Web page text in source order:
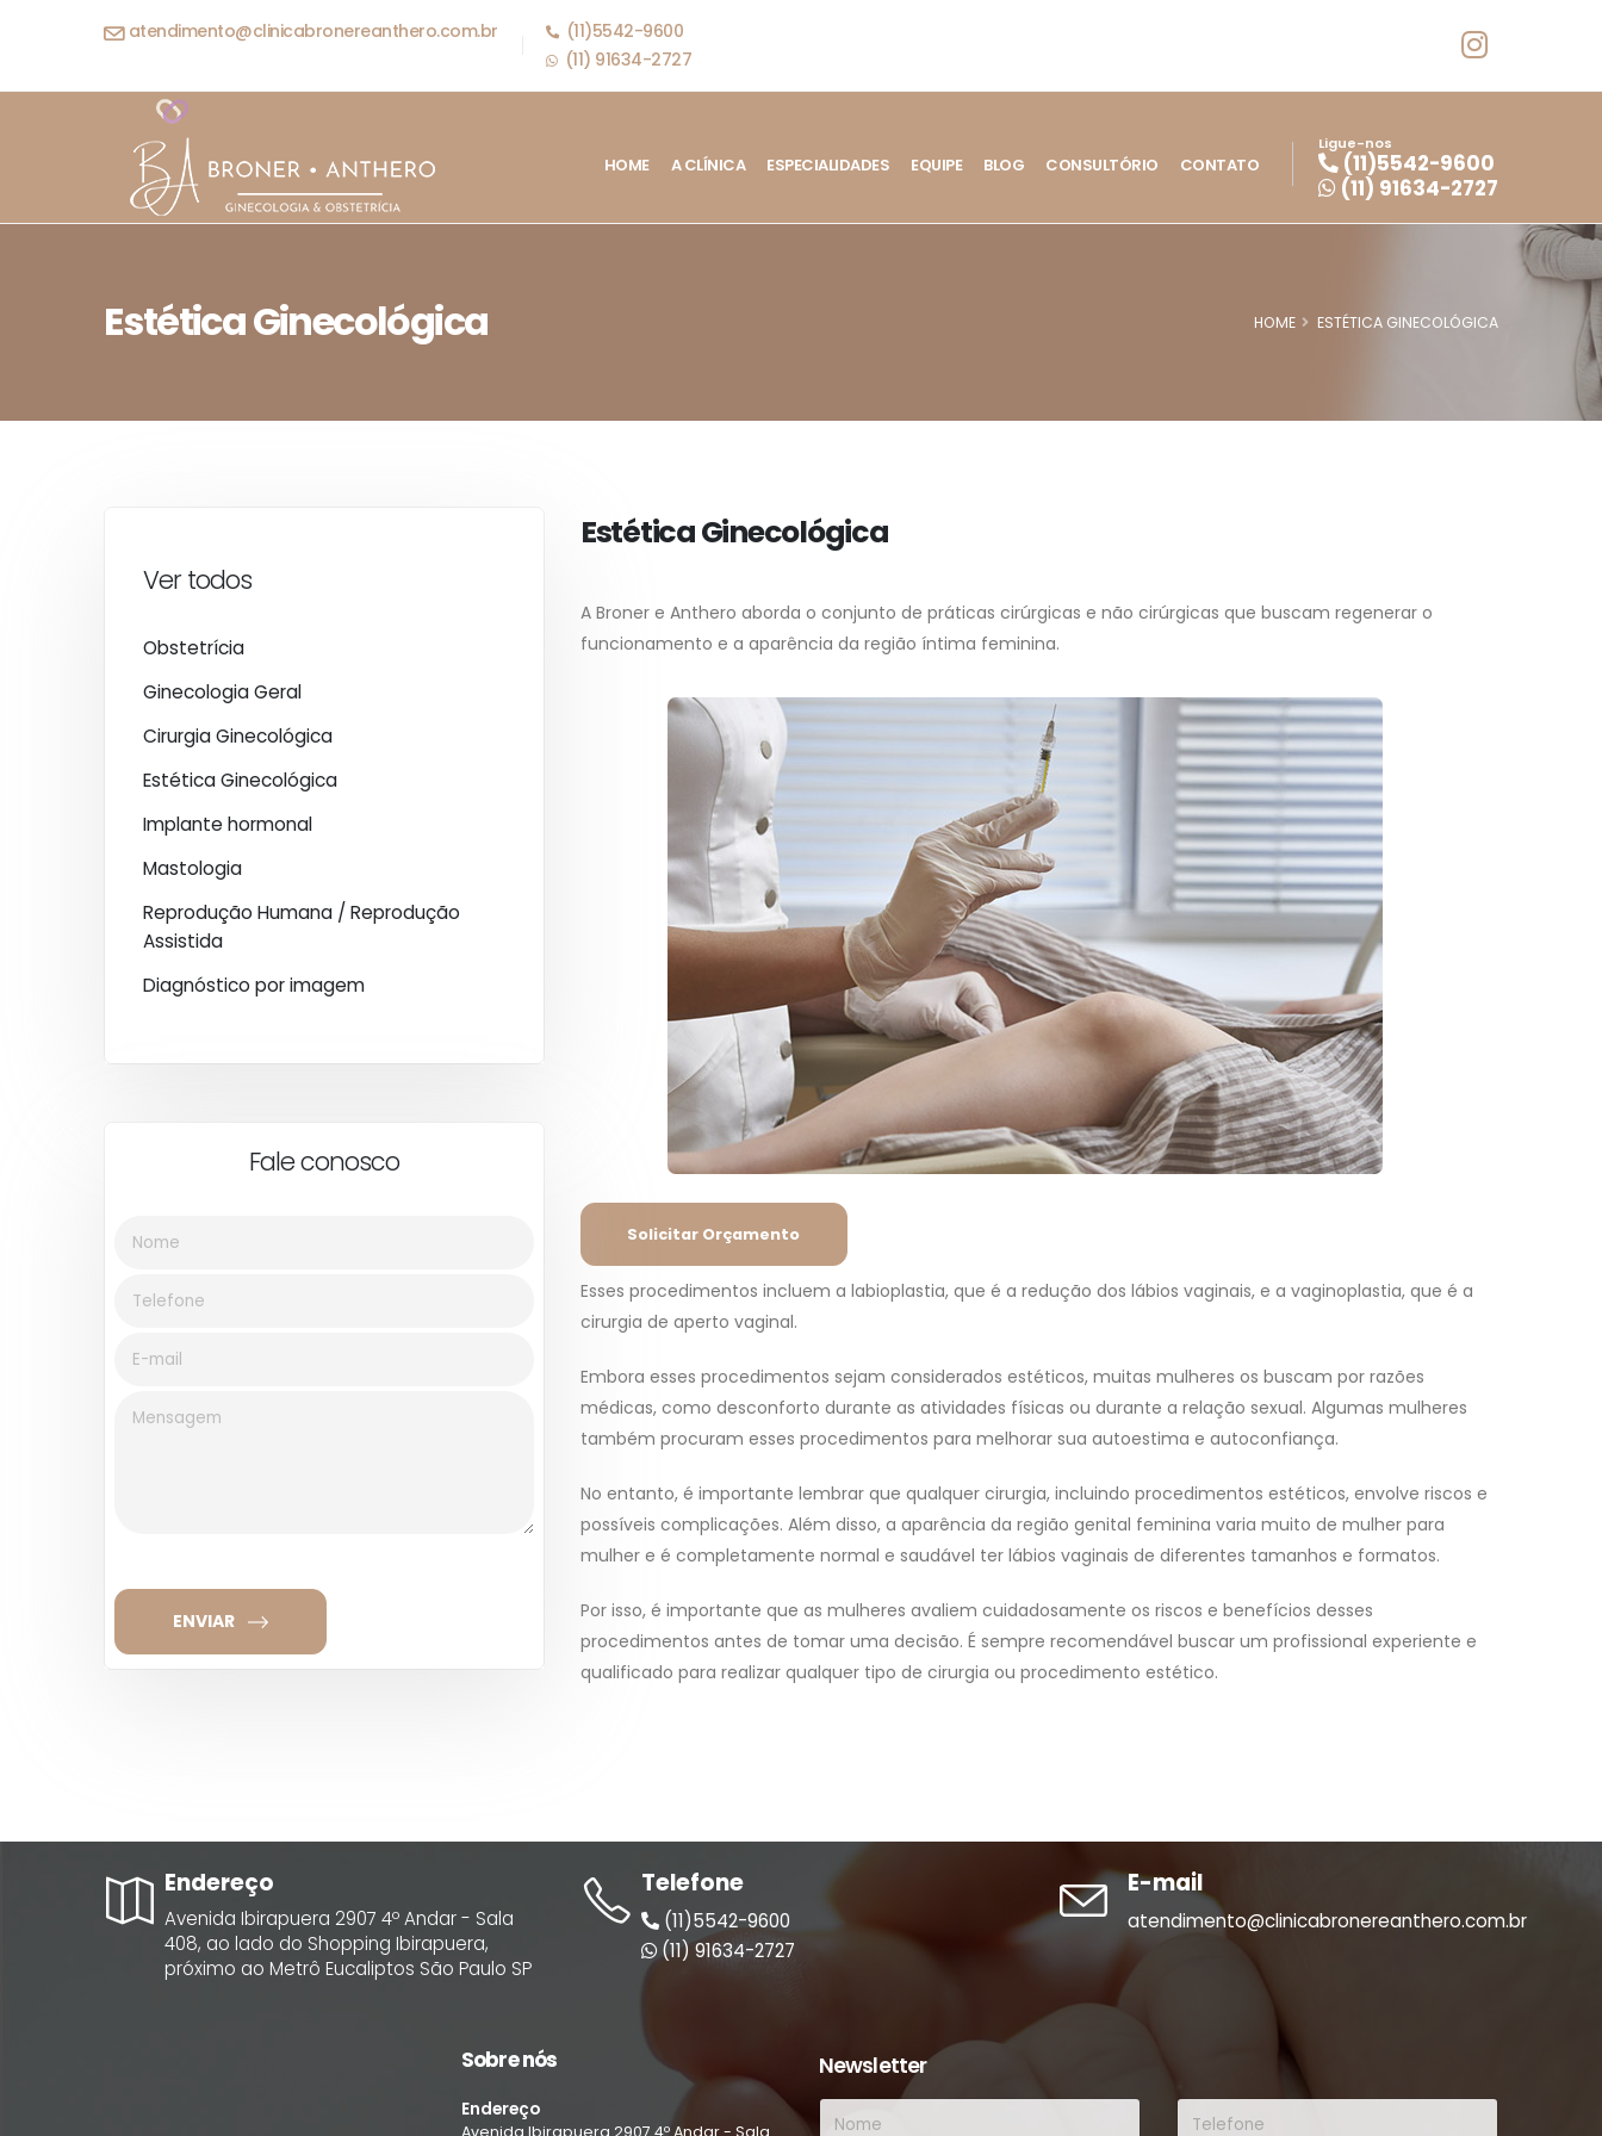
atendimento@clinicabronereanthero.com.br
(11)5542-9600
(11) 91634-2727
HOME A CLÍNICA ESPECIALIDADES EQUIPE BLOG CONSULTÓRIO CONTATO
Ligue-nos
(11)5542-9600
(11) 91634-2727
Estética Ginecológica HOME ESTÉTICA GINECOLÓGICA
Estética Ginecológica
A Broner e Anthero aborda o conjunto de práticas cirúrgicas e não cirúrgicas que buscam regenerar o
funcionamento e a aparência da região íntima feminina.
Solicitar Orçamento
Esses procedimentos incluem a labioplastia, que é a redução dos lábios vaginais, e a vaginoplastia, que é a
cirurgia de aperto vaginal.
Embora esses procedimentos sejam considerados estéticos, muitas mulheres os buscam por razões
médicas, como desconforto durante as atividades físicas ou durante a relação sexual. Algumas mulheres
também procuram esses procedimentos para melhorar sua autoestima e autoconfiança.
No entanto, é importante lembrar que qualquer cirurgia, incluindo procedimentos estéticos, envolve riscos e
possíveis complicações. Além disso, a aparência da região genital feminina varia muito de mulher para
mulher e é completamente normal e saudável ter lábios vaginais de diferentes tamanhos e formatos.
Por isso, é importante que as mulheres avaliem cuidadosamente os riscos e benefícios desses
procedimentos antes de tomar uma decisão. É sempre recomendável buscar um profissional experiente e
qualificado para realizar qualquer tipo de cirurgia ou procedimento estético.
Ver todos
Obstetrícia
Ginecologia Geral
Cirurgia Ginecológica
Estética Ginecológica
Implante hormonal
Mastologia
Reprodução Humana / Reprodução
Assistida
Diagnóstico por imagem
Fale conosco
ENVIAR
Endereço
Avenida Ibirapuera 2907 4º Andar - Sala
408, ao lado do Shopping Ibirapuera,
próximo ao Metrô Eucaliptos São Paulo SP
Telefone
(11)5542-9600
(11) 91634-2727
E-mail
atendimento@clinicabronereanthero.com.br
Sobre nós
Endereço
Avenida Ibirapuera 2907 4º Andar - Sala
Newsletter